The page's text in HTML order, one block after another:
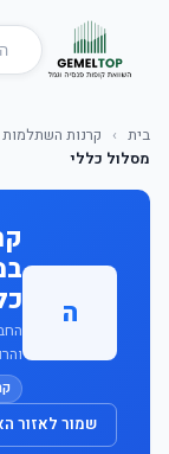
בית › קרנות השתלמות
מסלול כללי
ה
שמור לאזור